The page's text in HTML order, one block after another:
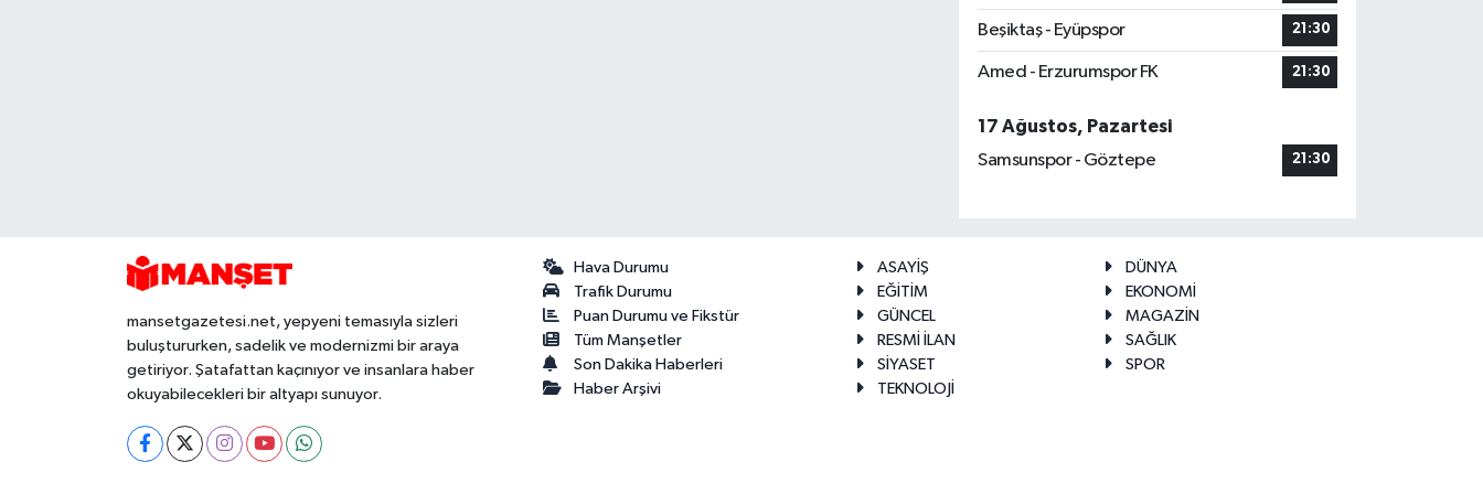
Beşiktaş - Eyüpspor 21:30
Amed - Erzurumspor FK 21:30
17 Ağustos, Pazartesi
Samsunspor - Göztepe
21:30
mansetgazetesi.net, yepyeni temasıyla sizleri
buluştururken, sadelik ve modernizmi bir araya
getiriyor. Şatafattan kaçınıyor ve insanlara haber
okuyabilecekleri bir altyapı sunuyor.
Hava Durumu
Trafik Durumu
Puan Durumu ve Fikstür
Tüm Manşetler
Son Dakika Haberleri
Haber Arşivi
ASAYİŞ
DÜNYA
EĞİTİM
EKONOMİ
GÜNCEL
MAGAZİN
RESMİ İLAN
SAĞLIK
SİYASET
SPOR
TEKNOLOJİ